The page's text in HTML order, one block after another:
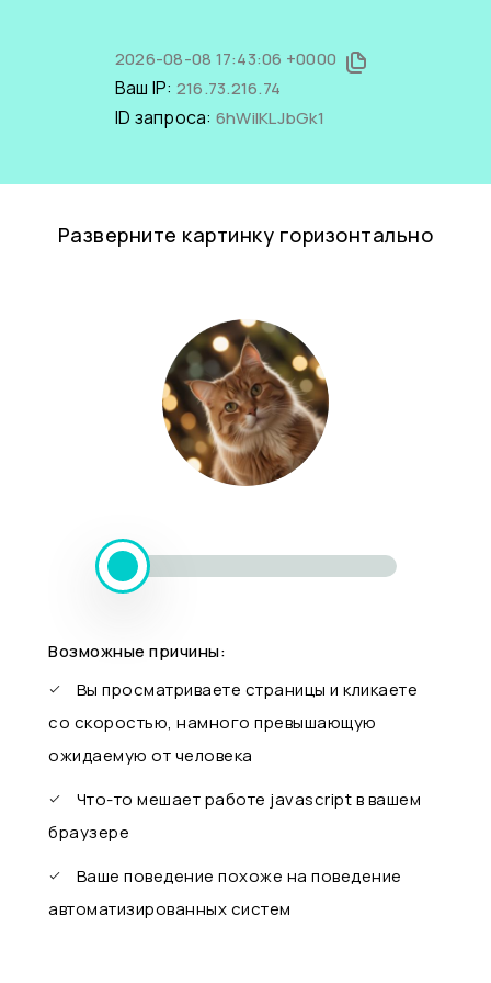
2026-08-08 17:43:06 +0000
Ваш IP: 216.73.216.74
ID запроса: 6hWiIKLJbGk1
Разверните картинку горизонтально
Возможные причины:
Вы просматриваете страницы и кликаете
со скоростью, намного превышающую
ожидаемую от человека
Что-то мешает работе javascript в вашем
браузере
Ваше поведение похоже на поведение
автоматизированных систем